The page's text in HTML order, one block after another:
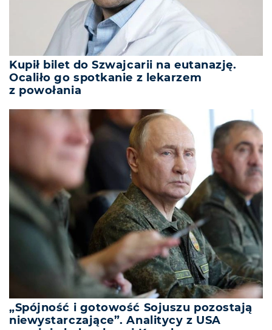
Kupił bilet do Szwajcarii na eutanazję.
Ocaliło go spotkanie z lekarzem
z powołania
„Spójność i gotowość Sojuszu pozostają
niewystarczające”. Analitycy z USA